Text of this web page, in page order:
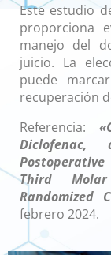
Este estudio
proporciona
manejo del
juicio. La
puede
recuperación
Referencia:
Third
Randomized
febrero 2024.